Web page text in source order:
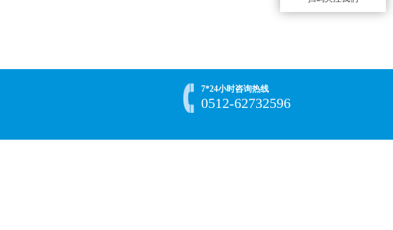
7*24小时咨询热线
0512-62732596